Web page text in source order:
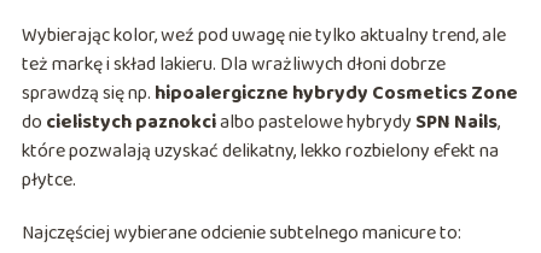
Wybierając kolor, weź pod uwagę nie tylko aktualny trend, ale
też markę i skład lakieru. Dla wrażliwych dłoni dobrze
sprawdzą się np. hipoalergiczne hybrydy Cosmetics Zone
do cielistych paznokcialbo pastelowe hybrydy SPN Nails,
które pozwalają uzyskać delikatny, lekko rozbielony efekt na
płytce.
Najczęściej wybierane odcienie subtelnego manicure to: